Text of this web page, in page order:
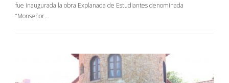
fue inaugurada la obra Explanada de Estudiantes denominada
“Monseñor…